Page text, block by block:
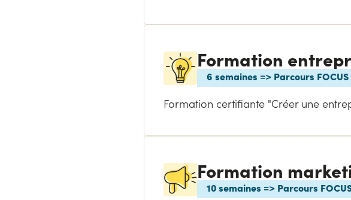
Formation
6 semaines => Parcours
Formation certifiante "Créer une
Formation
10 semaines => Parcours